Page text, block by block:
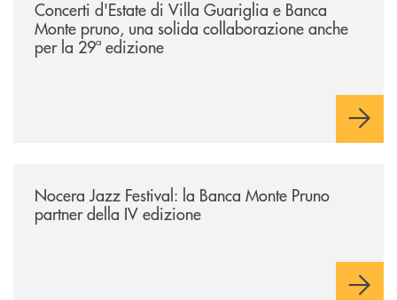
Concerti d'Estate di Villa Guariglia e Banca
Monte pruno, una solida collaborazione anche
per la 29ª edizione
Nocera Jazz Festival: la Banca Monte Pruno
partner della IV edizione